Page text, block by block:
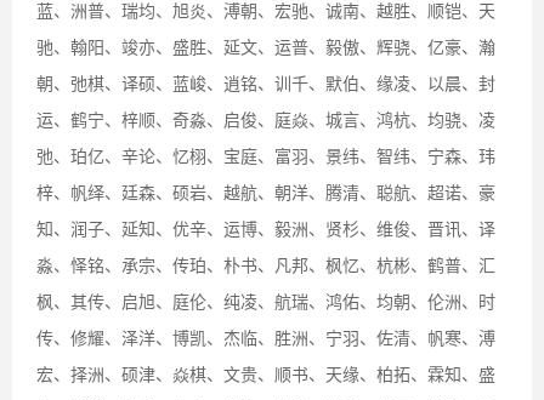
蓝、洲普、瑞均、旭炎、溥朝、宏驰、诚南、越胜、顺铠、天
驰、翰阳、竣亦、盛胜、延文、运普、毅傲、辉骁、亿豪、瀚
朝、弛棋、译硕、蓝峻、逍铭、训千、默伯、缘凌、以晨、封
运、鹤宁、梓顺、奇淼、启俊、庭焱、城言、鸿杭、均骁、凌
弛、珀亿、辛论、忆栩、宝庭、富羽、景纬、智纬、宁森、玮
梓、帆绎、廷森、硕岩、越航、朝洋、腾清、聪航、超诺、豪
知、润子、延知、优辛、运博、毅洲、贤杉、维俊、晋讯、译
淼、怿铭、承宗、传珀、朴书、凡邦、枫忆、杭彬、鹤普、汇
枫、其传、启旭、庭伦、纯凌、航瑞、鸿佑、均朝、伦洲、时
传、修耀、泽洋、博凯、杰临、胜洲、宁羽、佐清、帆寒、溥
宏、择洲、硕津、焱棋、文贵、顺书、天缘、柏拓、霖知、盛